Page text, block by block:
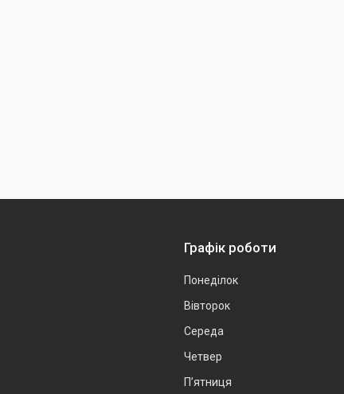
Графік роботи
Понеділок
Вівторок
Середа
Четвер
Пʼятниця